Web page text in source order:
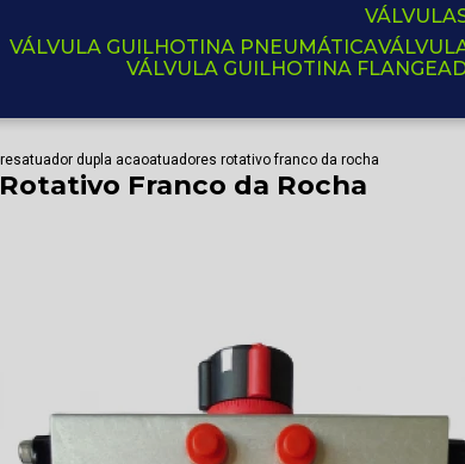
VÁLVULA GUILHOTINA PNEUMÁTICA
VÁLVULA GUILHOTINA
atuador dupla acaoatuadores rotativo franco da rocha
Franco da Rocha